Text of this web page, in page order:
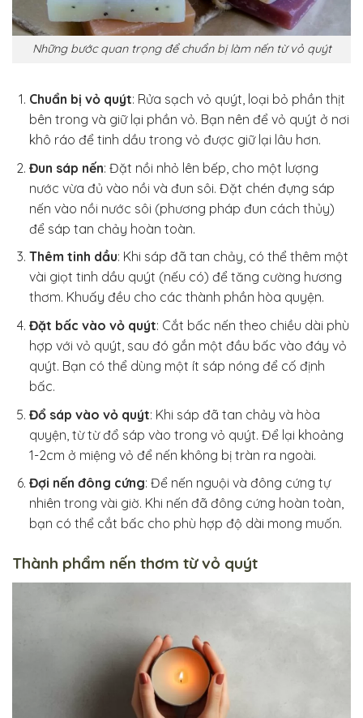
Những bước quan trọng để chuẩn bị làm nến từ vỏ quýt
Chuẩn bị vỏ quýt: Rửa sạch vỏ quýt, loại bỏ phần thịt
bên trong và giữ lại phần vỏ. Bạn nên để vỏ quýt ở nơi
khô ráo để tinh dầu trong vỏ được giữ lại lâu hơn.
Đun sáp nến: Đặt nồi nhỏ lên bếp, cho một lượng
nước vừa đủ vào nồi và đun sôi. Đặt chén đựng sáp
nến vào nồi nước sôi (phương pháp đun cách thủy)
để sáp tan chảy hoàn toàn.
Thêm tinh dầu: Khi sáp đã tan chảy, có thể thêm một
vài giọt tinh dầu quýt (nếu có) để tăng cường hương
thơm. Khuấy đều cho các thành phần hòa quyện.
Đặt bấc vào vỏ quýt: Cắt bấc nến theo chiều dài phù
hợp với vỏ quýt, sau đó gắn một đầu bấc vào đáy vỏ
quýt. Bạn có thể dùng một ít sáp nóng để cố định
bấc.
Đổ sáp vào vỏ quýt: Khi sáp đã tan chảy và hòa
quyện, từ từ đổ sáp vào trong vỏ quýt. Để lại khoảng
1-2cm ở miệng vỏ để nến không bị tràn ra ngoài.
Đợi nến đông cứng: Để nến nguội và đông cứng tự
nhiên trong vài giờ. Khi nến đã đông cứng hoàn toàn,
bạn có thể cắt bấc cho phù hợp độ dài mong muốn.
Thành phẩm nến thơm từ vỏ quýt